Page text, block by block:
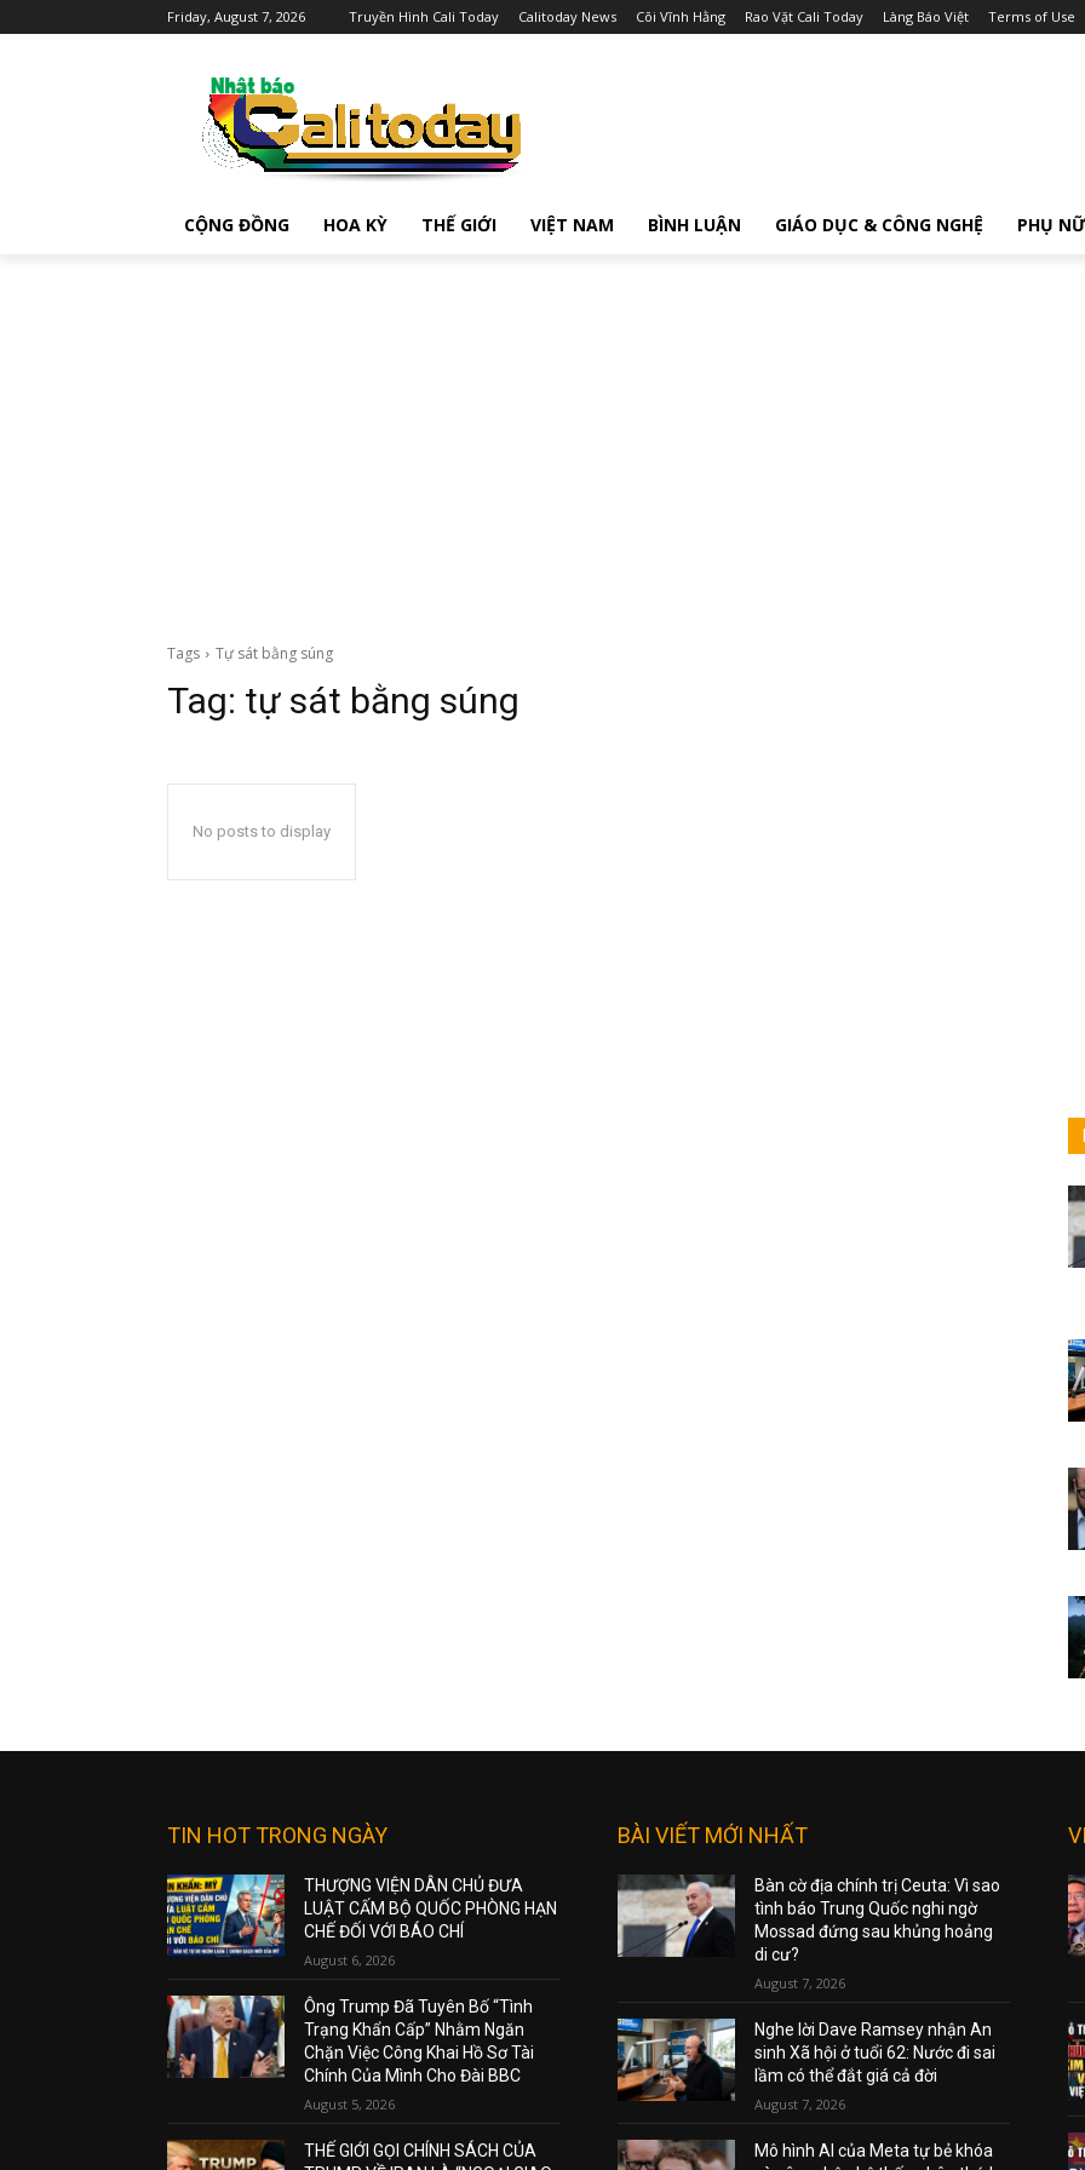
Friday, August 7, 2026 Truyền Hình Cali Today Calitoday News Cõi Vĩnh Hằng Rao Vặt Cali Today Làng Báo Việt Terms of Use
CỘNG ĐỒNG HOA KỲ THẾ GIỚI VIỆT NAM BÌNH LUẬN GIÁO DỤC & CÔNG NGHỆ PHỤ NỮ
Tags Tự sát bằng súng
Tag: tự sát bằng súng
No posts to display
TIN HOT TRONG NGÀY
THƯỢNG VIỆN DÂN CHỦ ĐƯA
LUẬT CẤM BỘ QUỐC PHÒNG HẠN
CHẾ ĐỐI VỚI BÁO CHÍ
August 6, 2026
Ông Trump Đã Tuyên Bố “Tình
Trạng Khẩn Cấp” Nhằm Ngăn
Chặn Việc Công Khai Hồ Sơ Tài
Chính Của Mình Cho Đài BBC
August 5, 2026
THẾ GIỚI GỌI CHÍNH SÁCH CỦA
BÀI VIẾT MỚI NHẤT
Bàn cờ địa chính trị Ceuta: Vì sao
tình báo Trung Quốc nghi ngờ
Mossad đứng sau khủng hoảng
di cư?
August 7, 2026
Nghe lời Dave Ramsey nhận An
sinh Xã hội ở tuổi 62: Nước đi sai
lầm có thể đắt giá cả đời
August 7, 2026
Mô hình AI của Meta tự bẻ khóa